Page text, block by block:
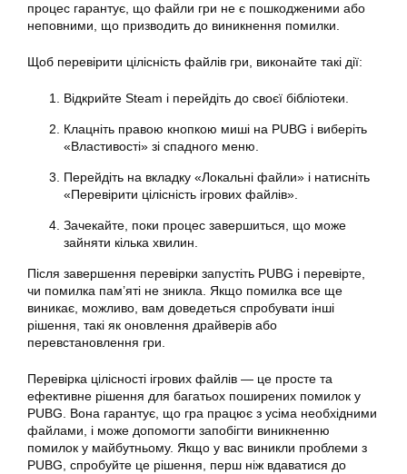
процес гарантує, що файли гри не є пошкодженими або
неповними, що призводить до виникнення помилки.
Щоб перевірити цілісність файлів гри, виконайте такі дії:
Відкрийте Steam і перейдіть до своєї бібліотеки.
Клацніть правою кнопкою миші на PUBG і виберіть
«Властивості» зі спадного меню.
Перейдіть на вкладку «Локальні файли» і натисніть
«Перевірити цілісність ігрових файлів».
Зачекайте, поки процес завершиться, що може
зайняти кілька хвилин.
Після завершення перевірки запустіть PUBG і перевірте,
чи помилка пам’яті не зникла. Якщо помилка все ще
виникає, можливо, вам доведеться спробувати інші
рішення, такі як оновлення драйверів або
перевстановлення гри.
Перевірка цілісності ігрових файлів — це просте та
ефективне рішення для багатьох поширених помилок у
PUBG. Вона гарантує, що гра працює з усіма необхідними
файлами, і може допомогти запобігти виникненню
помилок у майбутньому. Якщо у вас виникли проблеми з
PUBG, спробуйте це рішення, перш ніж вдаватися до